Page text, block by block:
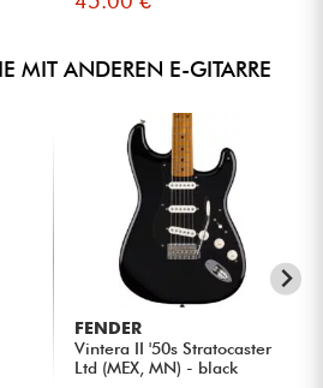
MIT ANDEREN E-GITARRE
FENDER
Vintera II '50s Stratocaster
Ltd (MEX, MN) - black